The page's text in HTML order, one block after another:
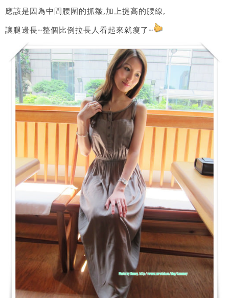
應該是因為中間腰圍的抓皺,加上提高的腰線,
讓腿邊長~整個比例拉長人看起來就瘦了~